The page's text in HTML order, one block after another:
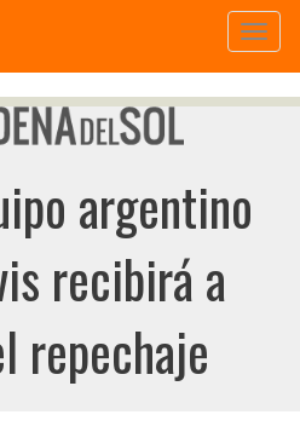
argentino
recibirá a
repechaje